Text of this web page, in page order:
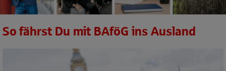
So fährst Du mit BAföG ins Ausland